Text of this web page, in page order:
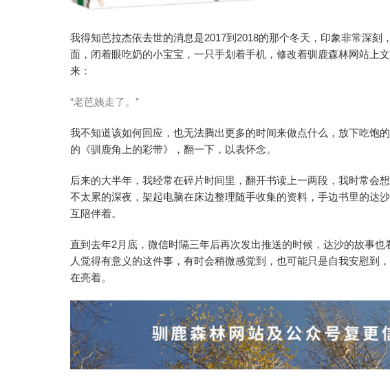
我得知芭拉杰依去世的消息是2017到2018的那个冬天，印象非常深刻
面，闭着眼吃奶的小宝宝，一只手划着手机，修改着驯鹿森林网站上
来：
“老芭姨走了。”
我不知道该如何回应，也无法腾出更多的时间来做点什么，放下吃饱
的《驯鹿角上的彩带》，翻一下，以表怀念。
后来的大半年，我经常在碎片时间里，翻开书读上一两段，我时常会
不太累的深夜，架起电脑在床边整理随手收集的资料，手边书里的达
互陪伴着。
直到去年2月底，微信时隔三年后再次发出推送的时候，达沙的故事
人觉得有意义的这件事，有时会稍微感觉到，也可能只是自我安慰到
在亮着。